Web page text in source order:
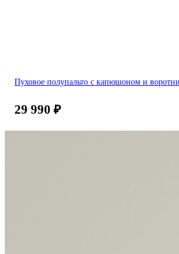
Пуховое полупальто с капюшоном и
29 990 ₽